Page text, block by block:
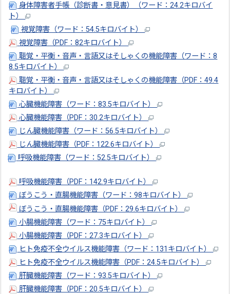
身体障害者手帳（診断書・意見書）（ワード：24.2キロバイ
ト）
視覚障害（ワード：54.5キロバイト）
視覚障害（PDF：82キロバイト）
聴覚・平衡・音声・言語又はそしゃくの機能障害（ワード：8
8.5キロバイト）
聴覚・平衡・音声・言語又はそしゃくの機能障害（PDF：49.4
キロバイト）
心臓機能障害（ワード：83.5キロバイト）
心臓機能障害（PDF：30.2キロバイト）
じん臓機能障害（ワード：56.5キロバイト）
じん臓機能障害（PDF：122.6キロバイト）
呼吸機能障害（ワード：52.5キロバイト）
呼吸機能障害（PDF：142.9キロバイト）
ぼうこう・直腸機能障害（ワード：98キロバイト）
ぼうこう・直腸機能障害（PDF：29.6キロバイト）
小腸機能障害（ワード：75キロバイト）
小腸機能障害（PDF：27.3キロバイト）
ヒト免疫不全ウイルス機能障害（ワード：131キロバイト）
ヒト免疫不全ウイルス機能障害（PDF：24.5キロバイト）
肝臓機能障害（ワード：93.5キロバイト）
肝臓機能障害（PDF：20.5キロバイト）